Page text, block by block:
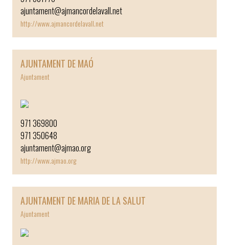
ajuntament@ajmancordelavall.net
http://www.ajmancordelavall.net
AJUNTAMENT DE MAÓ
Ajuntament
971 369800
971 350648
ajuntament@ajmao.org
http://www.ajmao.org
AJUNTAMENT DE MARIA DE LA SALUT
Ajuntament